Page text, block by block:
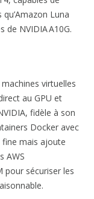
qu’Amazon Luna
de NVIDIA A10G.
virtuelles
au GPU et
fidèle à son
Docker avec
fine mais ajoute
AWS
pour sécuriser les